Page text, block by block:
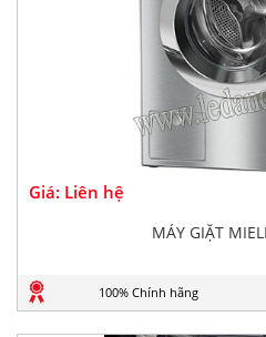
Giá: Liên hệ
MÁY GIẶT
100% Chính hãng